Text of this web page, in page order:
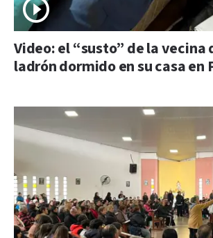
Video: el “susto” de la vecina
ladrón dormido en su casa en